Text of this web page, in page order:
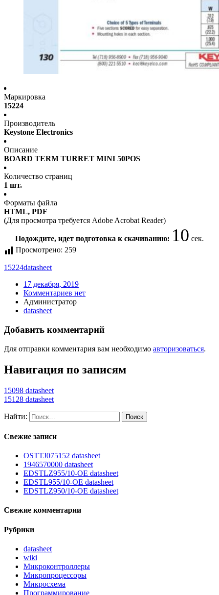
Маркировка
15224
Производитель
Keystone Electronics
Описание
BOARD TERM TURRET MINI 50POS
Количество страниц
1 шт.
Форматы файла
HTML, PDF
(Для просмотра требуется Adobe Acrobat Reader)
Подождите, идет подготовка к скачиванию: 10 сек.
Просмотрено: 259
15224datasheet
17 декабря, 2019
Комментариев нет
Администратор
datasheet
Добавить комментарий
Для отправки комментария вам необходимо авторизоваться.
Навигация по записям
15098 datasheet
15128 datasheet
Найти:
Свежие записи
OSTTJ075152 datasheet
1946570000 datasheet
EDSTLZ955/10-OE datasheet
EDSTL955/10-OE datasheet
EDSTLZ950/10-OE datasheet
Свежие комментарии
Рубрики
datasheet
wiki
Микроконтроллеры
Микропроцессоры
Микросхема
Программирование